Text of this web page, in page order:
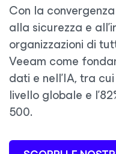
Con la
alla sicurezza e
organizzazioni di
Veeam come
dati e nell'IA, tra
livello globale e
500.